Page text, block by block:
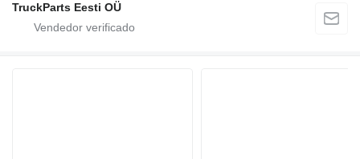
TruckParts Eesti OÜ